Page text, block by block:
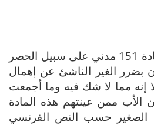
1- إنه وإن لم تذكر المادة 151 مدني على سبيل الحصر
بضرر الغير الناشئ عن إهمال
إنه مما لا شك فيه وما أجمعت
الأب ممن عينتهم هذه المادة
الصغير حسب النص الفرنسي